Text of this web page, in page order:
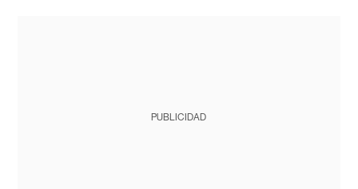
PUBLICIDAD